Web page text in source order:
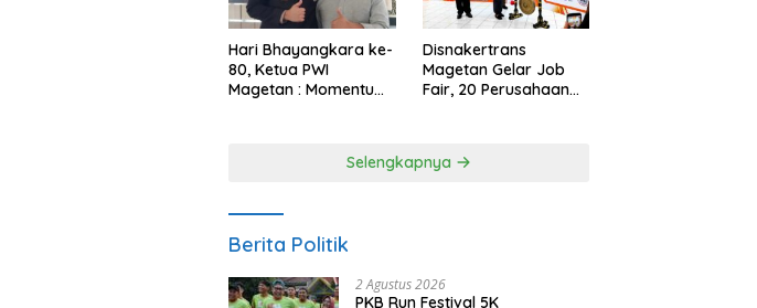
Hari Bhayangkara ke-
80, Ketua PWI
Magetan : Momentum
Disnakertrans
Magetan Gelar Job
Fair, 20 Perusahaan
Selengkapnya
Berita Politik
2 Agustus 2026
PKB Run Festival 5K